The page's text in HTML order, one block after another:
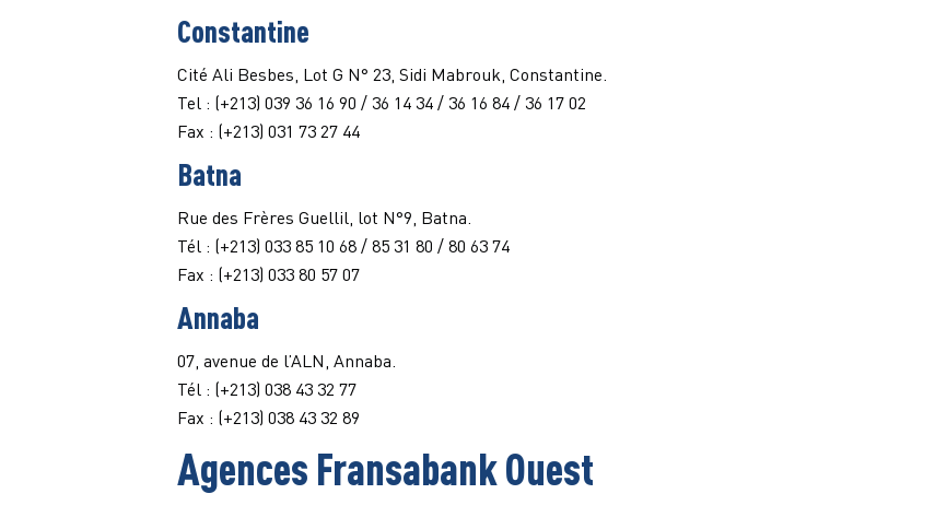
Constantine
Cité Ali Besbes, Lot G N° 23, Sidi Mabrouk, Constantine.
Tel : (+213) 039 36 16 90 / 36 14 34 / 36 16 84 / 36 17 02
Fax : (+213) 031 73 27 44
Batna
Rue des Frères Guellil, lot N°9, Batna.
Tél : (+213) 033 85 10 68 / 85 31 80 / 80 63 74
Fax : (+213) 033 80 57 07
Annaba
07, avenue de l’ALN, Annaba.
Tél : (+213) 038 43 32 77
Fax : (+213) 038 43 32 89
Agences Fransabank Ouest